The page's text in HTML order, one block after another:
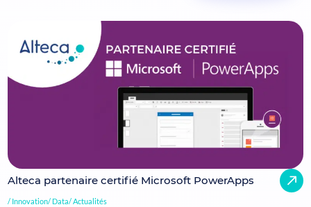
Alteca partenaire certifié Microsoft PowerApps
Innovation Data Actualités